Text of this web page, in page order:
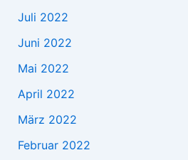
Juli 2022
Juni 2022
Mai 2022
April 2022
März 2022
Februar 2022